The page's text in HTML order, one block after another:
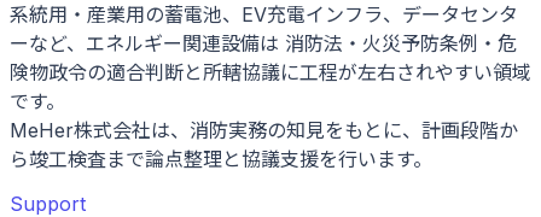
系統用・産業用の蓄電池、EV充電インフラ、データセンタ
ーなど、エネルギー関連設備は 消防法・火災予防条例・危
険物政令の適合判断と所轄協議に工程が左右されやすい領域
です。
MeHer株式会社は、消防実務の知見をもとに、計画段階か
ら竣工検査まで論点整理と協議支援を行います。
Support